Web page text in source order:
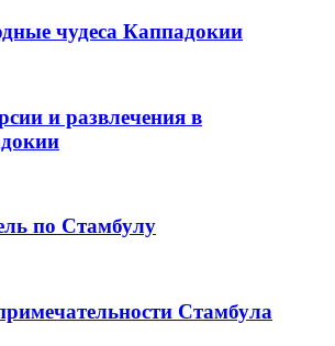
чудеса Каппадокии
и развлечения в
по Стамбулу
Стамбула